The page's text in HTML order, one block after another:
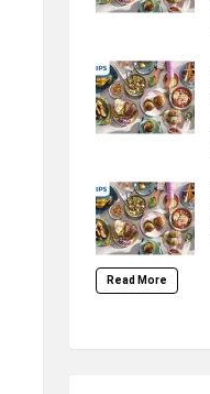
Read More